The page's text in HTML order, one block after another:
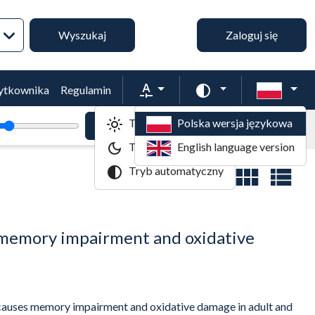
Wyszukiwanie zaawansowane
Wyszukaj Zaloguj się
Regulamin Rozmiar tekstu
Powiększenie tekstu
Domyślny rozmiar tekstu
Zmień schemat
Tryb jasny
Tryb ciemny
Tryb automatyczny
Polska wersja językowa
English language version
Widok wyników
impairment and oxidative
memory impairment and oxidative damage in adult and